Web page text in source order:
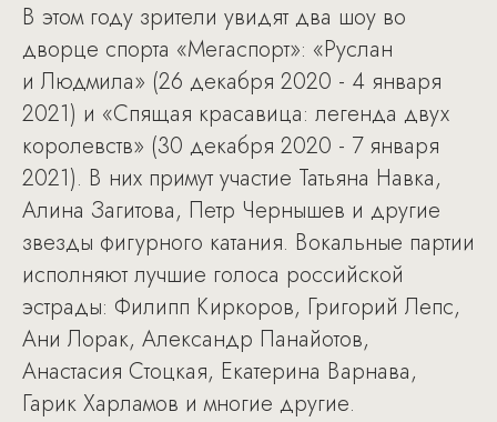
В этом году зрители увидят два шоу во
дворце спорта «Мегаспорт»: «Руслан
и Людмила» (26 декабря 2020 - 4 января
2021) и «Спящая красавица: легенда двух
королевств» (30 декабря 2020 - 7 января
2021). В них примут участие Татьяна Навка,
Алина Загитова, Петр Чернышев и другие
звезды фигурного катания. Вокальные партии
исполняют лучшие голоса российской
эстрады: Филипп Киркоров, Григорий Лепс,
Ани Лорак, Александр Панайотов,
Анастасия Стоцкая, Екатерина Варнава,
Гарик Харламов и многие другие.